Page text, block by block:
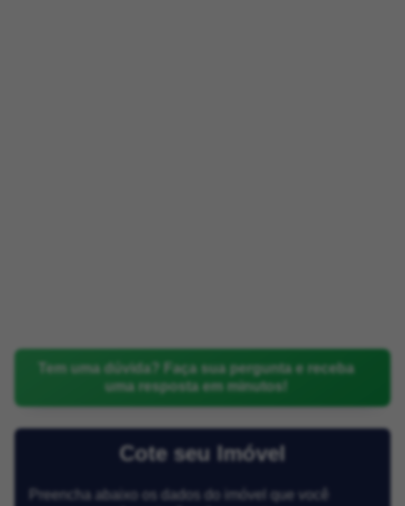
Tem uma dúvida? Faça sua pergunta e receba
uma resposta em minutos!
Cote seu Imóvel
Preencha abaixo os dados do imóvel que você